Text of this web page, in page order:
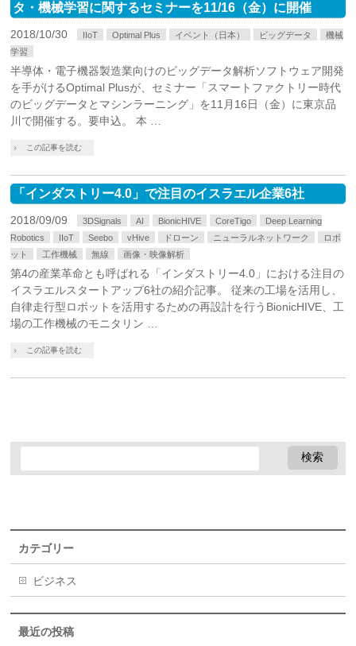
タ・機械学習に関するセミナーを11/16（金）に開催
2018/10/30 IIoT Optimal Plus イベント（日本） ビッグデータ
機械
学習
半導体・電子機器製造業向けのビッグデータ解析ソフトウェア開発
を手がけるOptimal Plusが、セミナー「スマートファクトリー時代
のビッグデータとマシンラーニング」を11月16日（金）に東京品
川で開催する。要申込。 本 …
この記事を読む
「インダストリー4.0」で注目のイスラエル企業6社
2018/09/09 3DSignals AI BionicHIVE CoreTigo
Deep Learning
Robotics
IIoT Seebo vHive ドローン ニューラルネットワーク
ロボ
ット
工作機械 無線 画像・映像解析
第4の産業革命とも呼ばれる「インダストリー4.0」における注目の
イスラエルスタートアップ6社の紹介記事。 従来の工場を活用し、
自律走行型ロボットを活用するための再設計を行うBionicHIVE、工
場の工作機械のモニタリン …
この記事を読む
カテゴリー
ビジネス
最近の投稿